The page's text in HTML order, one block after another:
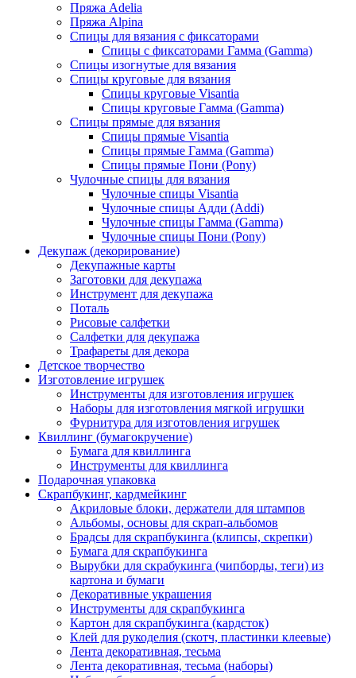
Пряжа Adelia
Пряжа Alpina
Спицы для вязания с фиксаторами
Спицы с фиксаторами Гамма (Gamma)
Спицы изогнутые для вязания
Спицы круговые для вязания
Спицы круговые Visantia
Спицы круговые Гамма (Gamma)
Спицы прямые для вязания
Спицы прямые Visantia
Спицы прямые Гамма (Gamma)
Спицы прямые Пони (Pony)
Чулочные спицы для вязания
Чулочные спицы Visantia
Чулочные спицы Адди (Addi)
Чулочные спицы Гамма (Gamma)
Чулочные спицы Пони (Pony)
Декупаж (декорирование)
Декупажные карты
Заготовки для декупажа
Инструмент для декупажа
Поталь
Рисовые салфетки
Салфетки для декупажа
Трафареты для декора
Детское творчество
Изготовление игрушек
Инструменты для изготовления игрушек
Наборы для изготовления мягкой игрушки
Фурнитура для изготовления игрушек
Квиллинг (бумагокручение)
Бумага для квиллинга
Инструменты для квиллинга
Подарочная упаковка
Скрапбукинг, кардмейкинг
Акриловые блоки, держатели для штампов
Альбомы, основы для скрап-альбомов
Брадсы для скрапбукинга (клипсы, скрепки)
Бумага для скрапбукинга
Вырубки для скрабукинга (чипборды, теги) из
картона и бумаги
Декоративные украшения
Инструменты для скрапбукинга
Картон для скрапбукинга (кардсток)
Клей для рукоделия (скотч, пластинки клеевые)
Лента декоративная, тесьма
Лента декоративная, тесьма (наборы)